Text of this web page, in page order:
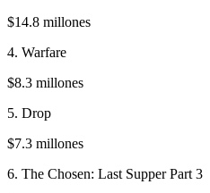
$14.8 millones
4. Warfare
$8.3 millones
5. Drop
$7.3 millones
6. The Chosen: Last Supper Part 3